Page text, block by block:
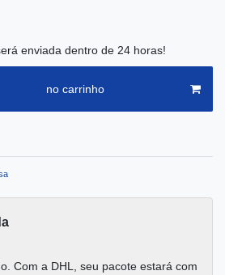
enviada dentro de 24 horas!
no carrinho
Com a DHL, seu pacote estará com